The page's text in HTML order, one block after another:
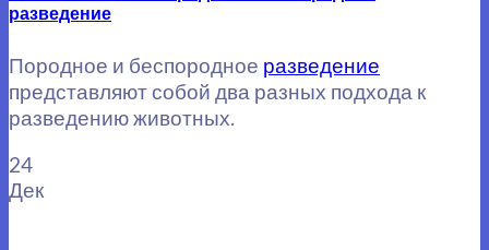
разведение
Породное и беспородное разведение
представляют собой два разных подхода к
разведению животных.
24
Дек